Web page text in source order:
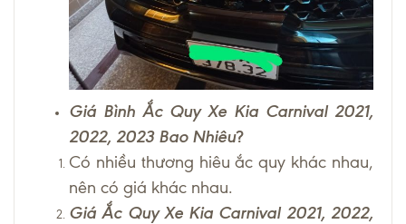
Giá Bình Ắc Quy Xe Kia Carnival 2021,
2022, 2023 Bao Nhiêu?
Có nhiều thương hiêu ắc quy khác nhau,
nên có giá khác nhau.
Giá Ắc Quy Xe Kia Carnival 2021, 2022,